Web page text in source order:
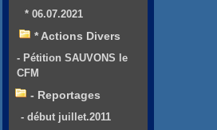
* 06.07.2021
* Actions Divers
- Pétition SAUVONS le
CFM
- Reportages
- début juillet.2011